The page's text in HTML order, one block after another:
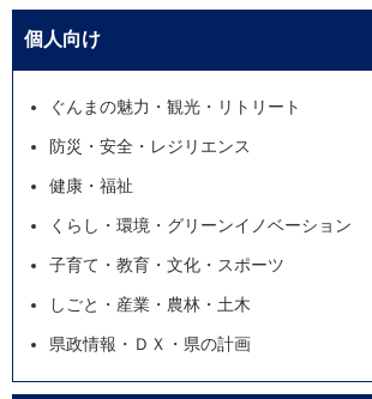
個人向け
ぐんまの魅力・観光・リトリート
防災・安全・レジリエンス
健康・福祉
くらし・環境・グリーンイノベーション
子育て・教育・文化・スポーツ
しごと・産業・農林・土木
県政情報・ＤＸ・県の計画